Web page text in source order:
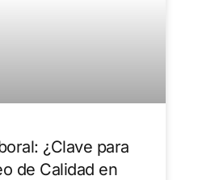
¿Clave para
de Calidad en